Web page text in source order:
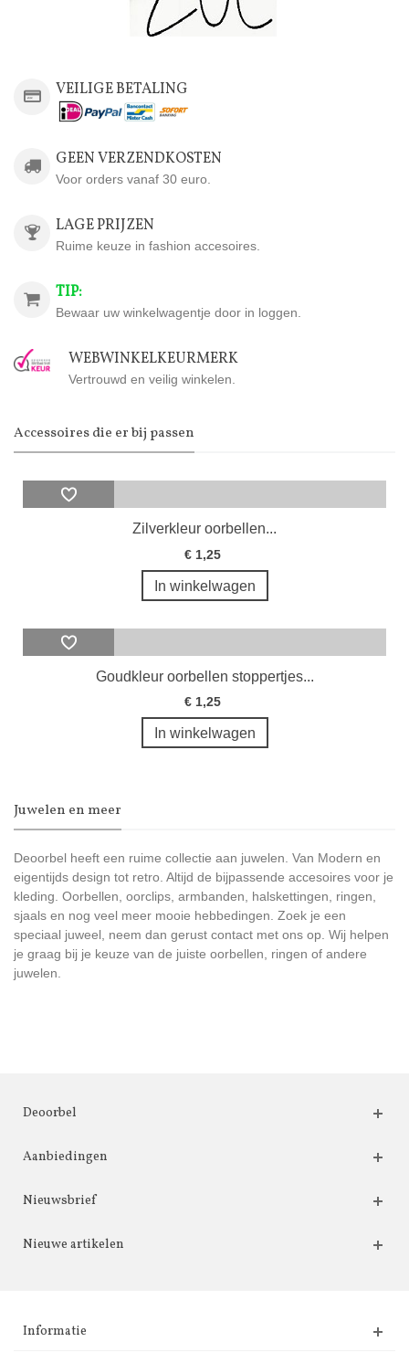
VEILIGE BETALING
GEEN VERZENDKOSTEN
Voor orders vanaf 30 euro.
LAGE PRIJZEN
Ruime keuze in fashion accesoires.
TIP:
Bewaar uw winkelwagentje door in loggen.
WEBWINKELKEURMERK
Vertrouwd en veilig winkelen.
Accessoires die er bij passen
Zilverkleur oorbellen...
€ 1,25
In winkelwagen
Goudkleur oorbellen stoppertjes...
€ 1,25
In winkelwagen
Juwelen en meer
Deoorbel heeft een ruime collectie aan juwelen. Van Modern en
eigentijds design tot retro. Altijd de bijpassende accesoires voor je
kleding. Oorbellen, oorclips, armbanden, halskettingen, ringen,
sjaals en nog veel meer mooie hebbedingen. Zoek je een
speciaal juweel, neem dan gerust contact met ons op. Wij helpen
je graag bij je keuze van de juiste oorbellen, ringen of andere
juwelen.
Deoorbel
Aanbiedingen
Nieuwsbrief
Nieuwe artikelen
Informatie